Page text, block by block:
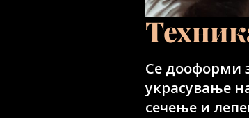
Се дооформи
украсување
сечење и